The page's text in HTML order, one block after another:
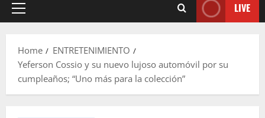
Primary
LIVE
Home
ENTRETENIMIENTO
Yeferson Cossio y su nuevo lujoso automóvil por su
cumpleaños; “Uno más para la colección”